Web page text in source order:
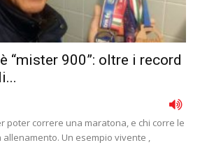
“mister 900”: oltre i record
poter correre una maratona, e chi corre le
Un esempio vivente ,